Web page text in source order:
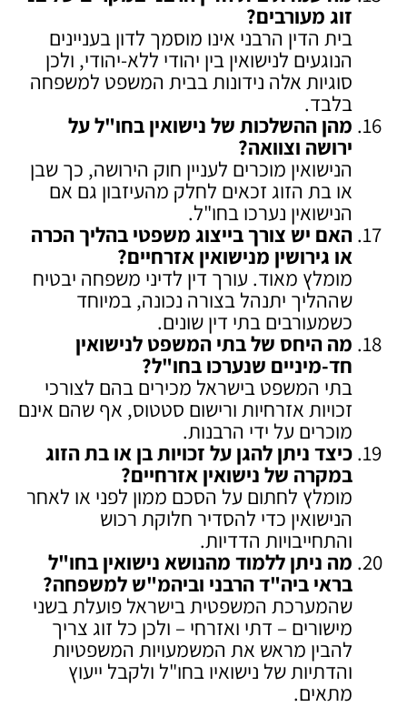
זוג מעורבים?
בית הדין הרבני אינו מוסמך לדון בעניינים
הנוגעים לנישואין בין יהודי ללא-יהודי, ולכן
סוגיות אלה נידונות בבית המשפט למשפחה
בלבד.
מהן ההשלכות של נישואין בחו"ל על
ירושה וצוואה?
הנישואין מוכרים לעניין חוק הירושה, כך שבן
או בת הזוג זכאים לחלק מהעיזבון גם אם
הנישואין נערכו בחו"ל.
האם יש צורך בייצוג משפטי בהליך הכרה
או גירושין מנישואין אזרחיים?
מומלץ מאוד. עורך דין לדיני משפחה יבטיח
שההליך יתנהל בצורה נכונה, במיוחד
כשמעורבים בתי דין שונים.
מה היחס של בתי המשפט לנישואין
חד-מיניים שנערכו בחו"ל?
בתי המשפט בישראל מכירים בהם לצורכי
זכויות אזרחיות ורישום סטטוס, אף שהם אינם
מוכרים על ידי הרבנות.
כיצד ניתן להגן על זכויות בן או בת הזוג
במקרה של נישואין אזרחיים?
מומלץ לחתום על הסכם ממון לפני או לאחר
הנישואין כדי להסדיר חלוקת רכוש
והתחייבויות הדדיות.
מה ניתן ללמוד מהנושא נישואין בחו"ל
בראי ביה"ד הרבני וביהמ"ש למשפחה?
שהמערכת המשפטית בישראל פועלת בשני
מישורים – דתי ואזרחי – ולכן כל זוג צריך
להבין מראש את המשמעויות המשפטיות
והדתיות של נישואיו בחו"ל ולקבל ייעוץ
מתאים.